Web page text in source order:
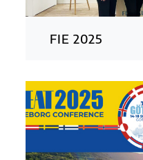
FIE 2025